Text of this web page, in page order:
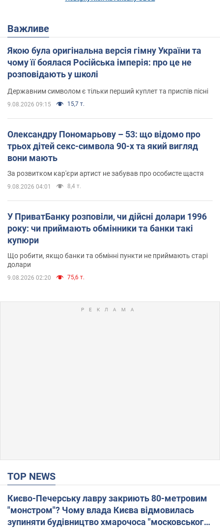
Важливе
Якою була оригінальна версія гімну України та
чому її боялася Російська імперія: про це не
розповідають у школі
Державним символом є тільки перший куплет та приспів пісні
9.08.2026 09:15 15,7 т.
Олександру Пономарьову – 53: що відомо про
трьох дітей секс-символа 90-х та який вигляд
вони мають
За розвитком кар'єри артист не забував про особисте щастя
9.08.2026 04:01 8,4 т.
У ПриватБанку розповіли, чи дійсні долари 1996
року: чи приймають обмінники та банки такі
купюри
Що робити, якщо банки та обмінні пункти не приймають старі
долари
9.08.2026 02:20 75,6 т.
TOP NEWS
Києво-Печерську лавру закриють 80-метровим
"монстром"? Чому влада Києва відмовилась
зупиняти будівництво хмарочоса "московського